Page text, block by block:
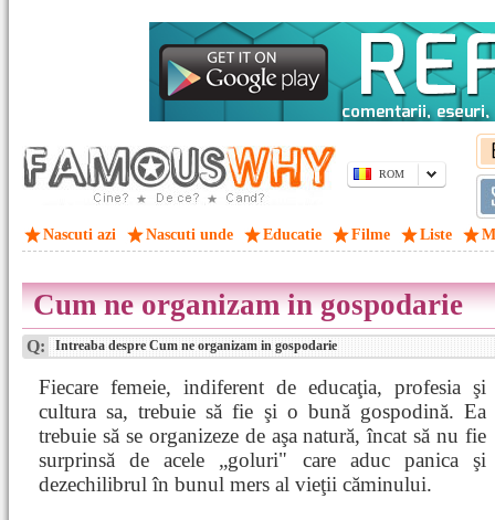
ROM
Nascuti azi Nascuti unde Educatie Filme Liste
Cum ne organizam in gospodarie
Q: Intreaba despre Cum ne organizam in gospodarie
Fiecare femeie, indiferent de educaţia, profesia şi
cultura sa, trebuie să fie şi o bună gospodină. Ea
trebuie să se organizeze de aşa natură, încat să nu fie
surprinsă de acele „goluri" care aduc panica şi
dezechilibrul în bunul mers al vieţii căminului.